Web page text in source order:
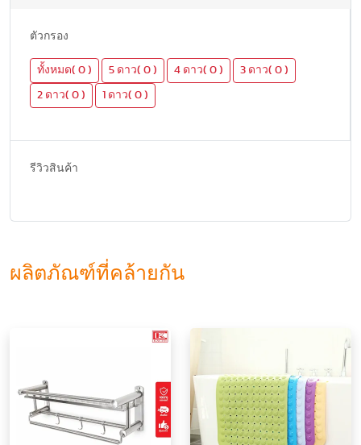
ตัวกรอง
ทั้งหมด( 0 ) 5 ดาว( 0 ) 4 ดาว( 0 ) 3 ดาว( 0 )
2 ดาว( 0 ) 1 ดาว( 0 )
รีวิวสินค้า
ผลิตภัณฑ์ที่คล้ายกัน